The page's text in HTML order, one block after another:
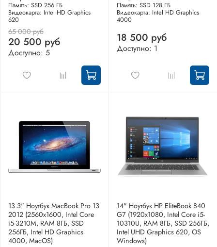
Память: SSD 256 ГБ
Видеокарта: Intel HD Graphics
620
65 000 руб
20 500 руб
Доступно: 5
Память: SSD 128 ГБ
Видеокарта: Intel HD Graphics
4000
18 500 руб
Доступно: 1
13.3" Ноутбук MacBook Pro 13
2012 (2560x1600, Intel Core
i5-3210M, RAM 8ГБ, SSD
256ГБ, Intel HD Graphics
4000, MacOS)
14" Ноутбук HP EliteBook 840
G7 (1920x1080, Intel Core i5-
10310U, RAM 8ГБ, SSD 256ГБ,
Intel UHD Graphics 620, OS
Windows)